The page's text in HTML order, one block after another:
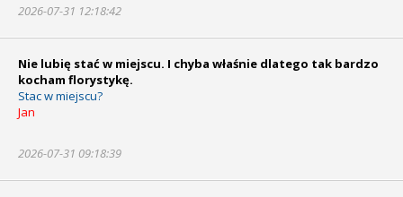
2026-07-31 12:18:42
Nie lubię stać w miejscu. I chyba właśnie dlatego tak bardzo
kocham florystykę.
Stac w miejscu?
Jan
2026-07-31 09:18:39